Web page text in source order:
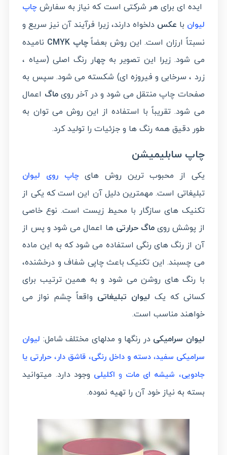
ایده ای برای هر شرکتی است که نیاز به سفارش چاپ
لیوان با عکس دلخواه دارند، زیرا فرآیند آن نیز سریع و
نسبتاً ارزان است. این روش بعضاًچاپ CMYK
نامیده
می شود. زیرا این تصویر به چهار رنگ اصلی (سیاه ،
زرد ، سرخابی و فیروزه ای) شکسته می شود. سپس به
صفحات چاپ منتقل می شود و در آخر رویماگ اعمال
می شود. تقریباً با استفاده از این روش می توان به
طور دقیق همه رنگ ها و جزئیات را تولید کرد.
چاپ سابلیمیشن
یکی از محبوب ترین روش هایچاپ روی لیوان
تبلیغاتی است. مهمترین دلیل آن این است که یکی از
تکنیک های سازگار با محیط زیست است. نوع خاصی
از پوشش روی ماگ حرارتی ها اعمال می شود و پس از
آن از رنگ های رنگی استفاده می شود که به این ماده
می چسبند. این تکنیک باعث چاپی شفاف و درخشنده،
با رنگ های روشن می شود و به همین ترتیب برای
کسانی که یک لیوان تبلیغاتی واقعاً چشم نواز می
خواهند مناسب است.
لیوان سرامیکی در رنگها و مدلهای مختلف شامل: لیوان
سرامیکی سفید،دسته و داخل رنگی، قاشق دار، حرارتی یا
جادویی، شیشه ای مات و اکلیلی وجود دارد. میتوانید
بسته به نیاز خود آن را تهیه نموده.